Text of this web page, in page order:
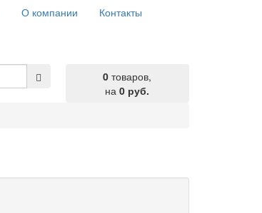
О компании Контакты
0 товаров,
на0 руб.